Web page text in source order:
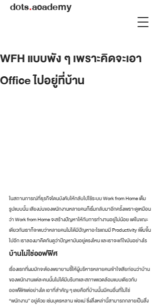
dots.academy
WFH แบบพัง ๆ เพราะคิดจะเอา
Office ไปอยู่ที่บ้าน
ในสถานการณ์ที่ธุรกิจโดนบังคับให้กลับไปใช้ระบบ Work from Home เต็ม
รูปแบบนั้น เสียงบ่นของพนักงานหลายคนก็เริ่มกลับมาอีกครั้งเพราะดูเหมือน
ว่า Work from Home จะสร้างปัญหาให้กับการทำงานอยู่ไม่น้อย แต่ในขณะ
เดียวกันเราก็จะพบว่าหลายคนไม่ได้มีปัญหาอะไรแถมมี Productivity เพิ่มขึ้น
ไปอีก เราลองมาคิดกันดูว่าป้ญหามันอยู่ตรงไหน และเราจะแก้ไขมันอย่างไร
บ้านไม่ใช่ออฟฟิศ
เรื่องแรกที่ผมมักจะต้องพยายามชี้ให้ผู้บริหารหลายคนเข้าใจเสียก่อนว่าบ้าน
ของพนักงานแต่ละคนนั้นไม่ได้มีบริบทและสภาพแวดล้อมแบบเดียวกับ
ออฟฟิศแต่อย่างใด เอาที่สำคัญ ๆ เลยคือที่บ้านนั้นมีคนอื่นที่ไม่ใช่
“พนักงาน” อยู่ด้วย เช่นบุตรหลาน พ่อแม่ ซึ่งสิ่งเหล่านี้สามารถกลายเป็นสิ่ง